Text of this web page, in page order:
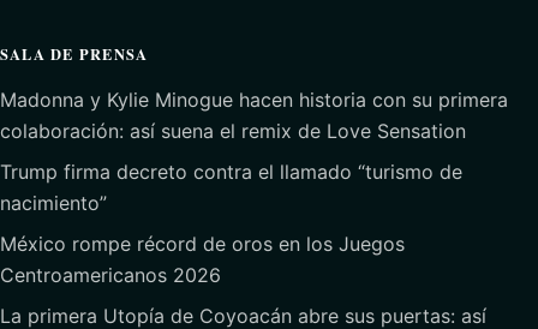
SALA DE PRENSA
Madonna y Kylie Minogue hacen historia con su primera
colaboración: así suena el remix de Love Sensation
Trump firma decreto contra el llamado “turismo de
nacimiento”
México rompe récord de oros en los Juegos
Centroamericanos 2026
La primera Utopía de Coyoacán abre sus puertas: así